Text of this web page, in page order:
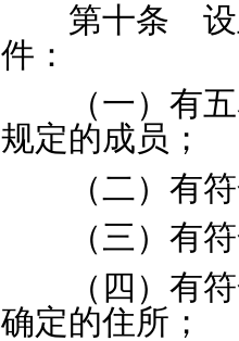
第十条 设立
件：
（一）有五
规定的成员；
（二）有符
（三）有符
（四）有符
确定的住所；